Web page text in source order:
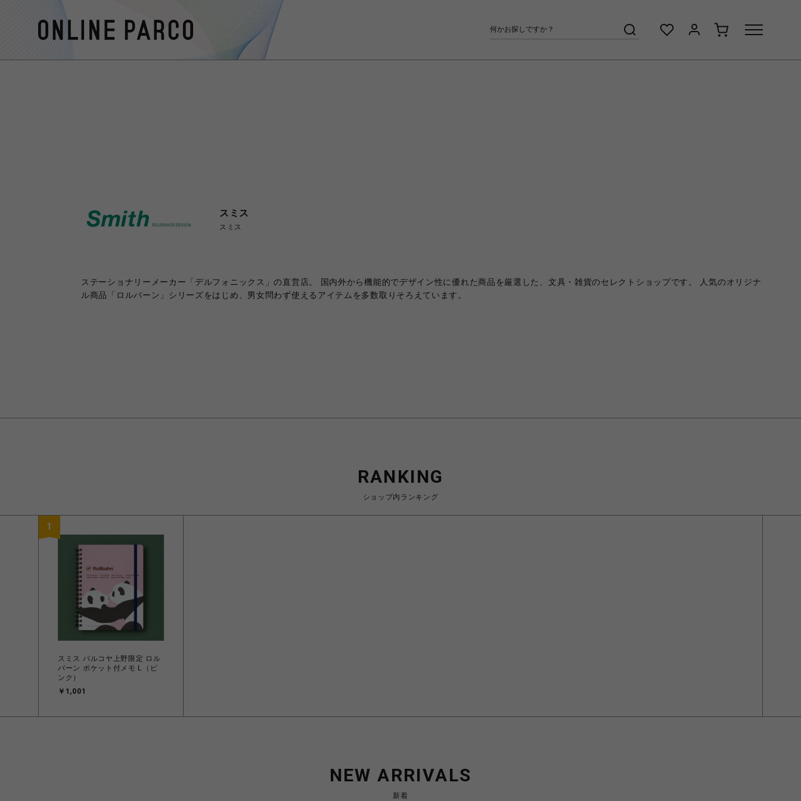
スミス
スミス
ステーショナリーメーカー「デルフォニックス」の直営店。 国内外から機能的でデザイン性に優れた商品を厳選した、文具・雑貨のセレクトショップです。 人気のオリジナ
ル商品「ロルバーン」シリーズをはじめ、男女問わず使えるアイテムを多数取りそろえています。
RANKING
ショップ内ランキング
1
スミス パルコヤ上野限定 ロル
バーン ポケット付メモ L（ピ
ンク）
￥1,001
NEW ARRIVALS
新着